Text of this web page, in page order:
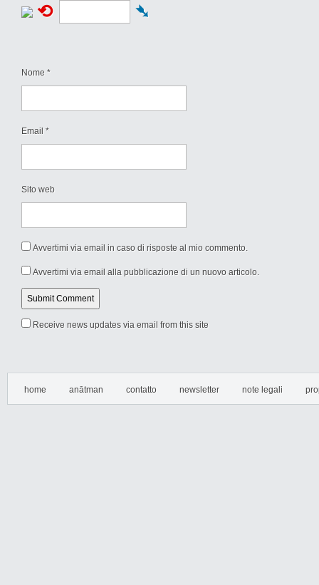
⟲ ➴
Nome *
Email *
Sito web
Avvertimi via email in caso di risposte al mio commento.
Avvertimi via email alla pubblicazione di un nuovo articolo.
Receive news updates via email from this site
home anātman contatto newsletter note legali